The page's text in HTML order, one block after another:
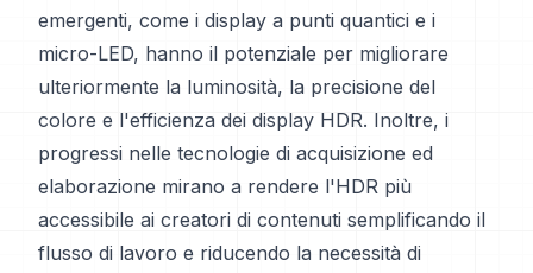
emergenti, come i display a punti quantici e i
micro-LED, hanno il potenziale per migliorare
ulteriormente la luminosità, la precisione del
colore e l'efficienza dei display HDR. Inoltre, i
progressi nelle tecnologie di acquisizione ed
elaborazione mirano a rendere l'HDR più
accessibile ai creatori di contenuti semplificando il
flusso di lavoro e riducendo la necessità di